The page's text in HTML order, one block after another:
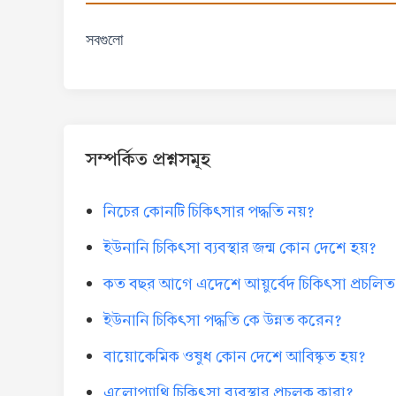
সবগুলো
সম্পর্কিত প্রশ্নসমূহ
নিচের কোনটি চিকিৎসার পদ্ধতি নয়?
ইউনানি চিকিৎসা ব্যবস্থার জন্ম কোন দেশে হয়?
কত বছর আগে এদেশে আয়ুর্বেদ চিকিৎসা
ইউনানি চিকিৎসা পদ্ধতি কে উন্নত করেন?
বায়োকেমিক ওষুধ কোন দেশে আবিষ্কৃত হয়?